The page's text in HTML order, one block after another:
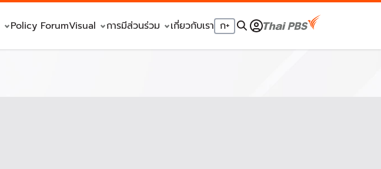
Policy ForumVisual การมีส่วนร่วม เกี่ยวกับเรา ก+